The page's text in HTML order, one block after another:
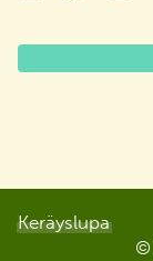
Keräyslupa
©